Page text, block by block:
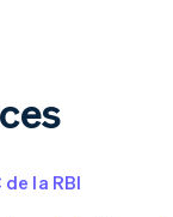
la RBI
体中文